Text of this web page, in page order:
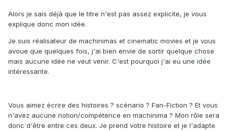
Alors je sais déjà que le titre n'est pas assez explicite, je vous
explique donc mon idée.
Je suis réalisateur de machinimas et cinematic movies et je vous
avoue que quelques fois, j'ai bien envie de sortir quelque chose
mais aucune idée ne veut venir. C'est pourquoi j'ai eu une idée
intéressante.
Vous aimez écrire des histoires ? scénario ? Fan-Fiction ? Et vous
n'avez aucune notion/compétence en machinima ? Mon rôle sera
donc d'être entre ces deux. Je prend votre histoire et je l'adapte